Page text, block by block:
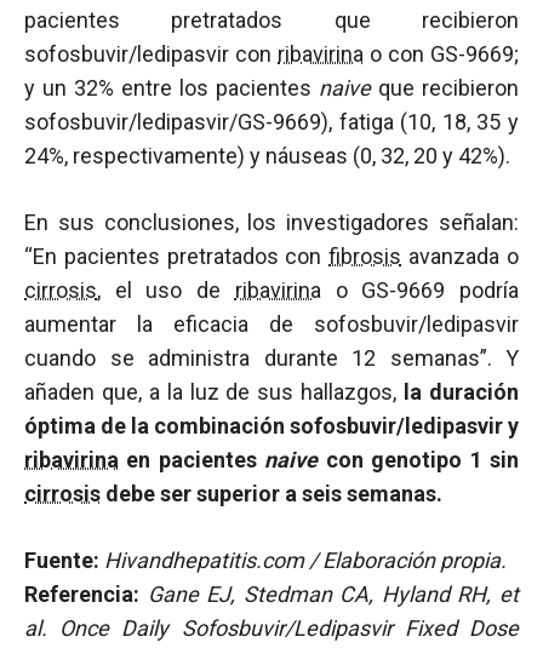
pacientes pretratados que recibieron
sofosbuvir/ledipasvir con ribavirina o con GS-9669;
y un 32% entre los pacientes naiveque recibieron
sofosbuvir/ledipasvir/GS-9669), fatiga (10, 18, 35 y
24%, respectivamente) y náuseas (0, 32, 20 y 42%).
En sus conclusiones, los investigadores señalan:
“En pacientes pretratados confibrosis avanzada o
cirrosis, el uso de ribavirina o GS-9669 podría
aumentar la eficacia de sofosbuvir/ledipasvir
cuando se administra durante 12 semanas”. Y
añaden que, a la luz de sus hallazgos, la duración
óptima de la combinación sofosbuvir/ledipasvir y
ribavirina en pacientes naivecon genotipo 1 sin
cirrosis debe ser superior a seis semanas.
Fuente: Hivandhepatitis.com / Elaboración propia.
Referencia: Gane EJ, Stedman CA, Hyland RH, et
al. Once Daily Sofosbuvir/Ledipasvir Fixed Dose